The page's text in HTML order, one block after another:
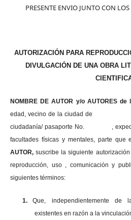
PRESENTE ENVIO JUNTO CON
AUTORIZACIÓN PARA
DIVULGACIÓN DE UNA OBRA
NOMBRE DE AUTOR y/o AUTORES
edad, vecino de la ciudad de ,
ciudadanía/ pasaporte No. ,
facultades físicas y mentales, parte que
AUTOR,suscribe la siguiente
reproducción, uso , comunicación y
siguientes términos:
1.
Que, independientemente de
existentes en razón a la